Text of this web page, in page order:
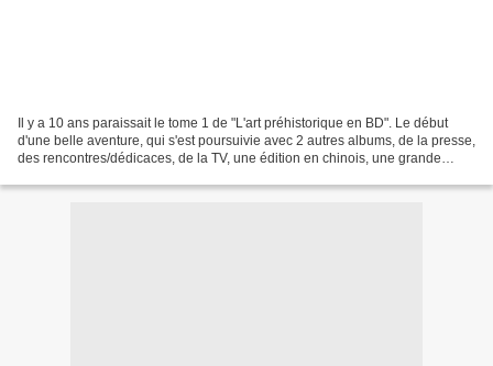
Il y a 10 ans paraissait le tome 1 de "L'art préhistorique en BD". Le début
d'une belle aventure, qui s'est poursuivie avec 2 autres albums, de la presse,
des rencontres/dédicaces, de la TV, une édition en chinois, une grande